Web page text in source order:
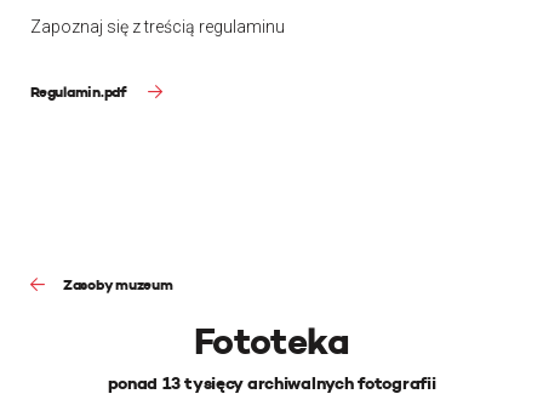
Zapoznaj się z treścią regulaminu
Regulamin.pdf
Zasoby muzeum
Fototeka
ponad 13 tysięcy archiwalnych fotografii